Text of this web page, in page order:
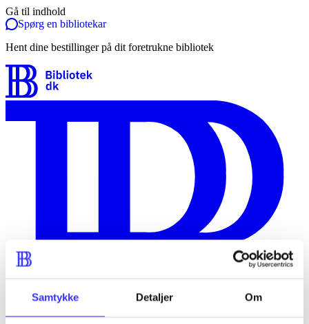
Samtykke Detaljer Om
Gå til indhold
Spørg en bibliotekar
Hent dine bestillinger på dit foretrukne bibliotek